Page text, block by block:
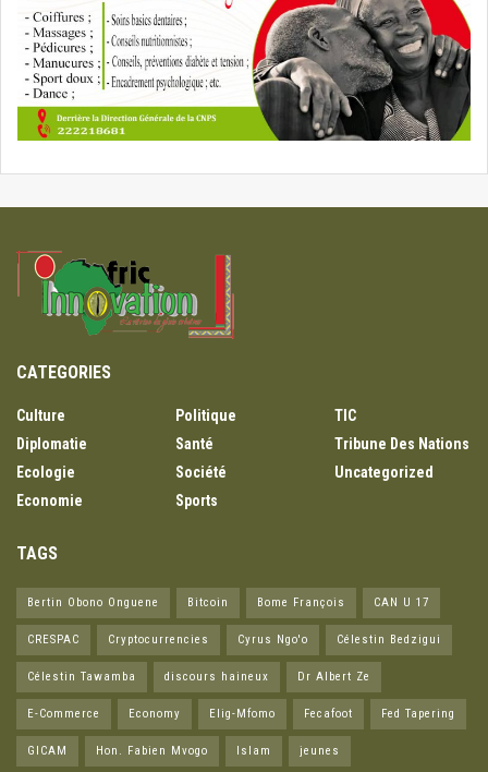
CATEGORIES
Culture
Diplomatie
Ecologie
Economie
Politique
Santé
Société
Sports
TIC
Tribune Des Nations
Uncategorized
TAGS
Bertin Obono Onguene Bitcoin Bome François CAN U 17
CRESPAC Cryptocurrencies Cyrus Ngo'o Célestin Bedzigui
Célestin Tawamba discours haineux Dr Albert Ze
E-Commerce Economy Elig-Mfomo Fecafoot Fed Tapering
GICAM Hon. Fabien Mvogo Islam jeunes